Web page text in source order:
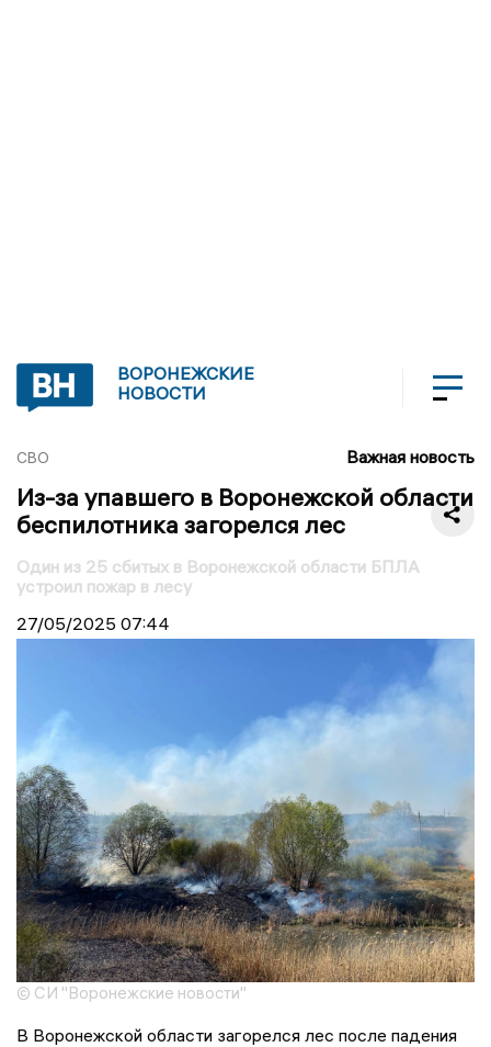
ВОРОНЕЖСКИЕ
НОВОСТИ
СВО Важная новость
Из-за упавшего в Воронежской области
беспилотника загорелся лес
Один из 25 сбитых в Воронежской области БПЛА
устроил пожар в лесу
27/05/2025 07:44
© СИ "Воронежские новости"
В Воронежской области загорелся лес после падения